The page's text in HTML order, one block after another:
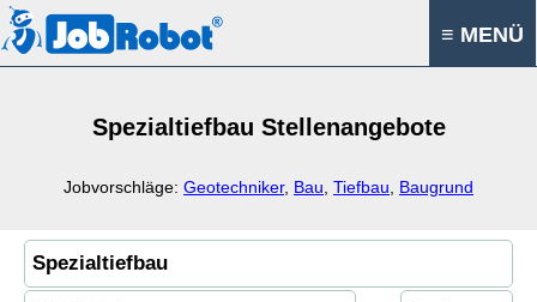
≡ MENÜ
Spezialtiefbau Stellenangebote
Jobvorschläge: Geotechniker, Bau Tiefbau Baugrund